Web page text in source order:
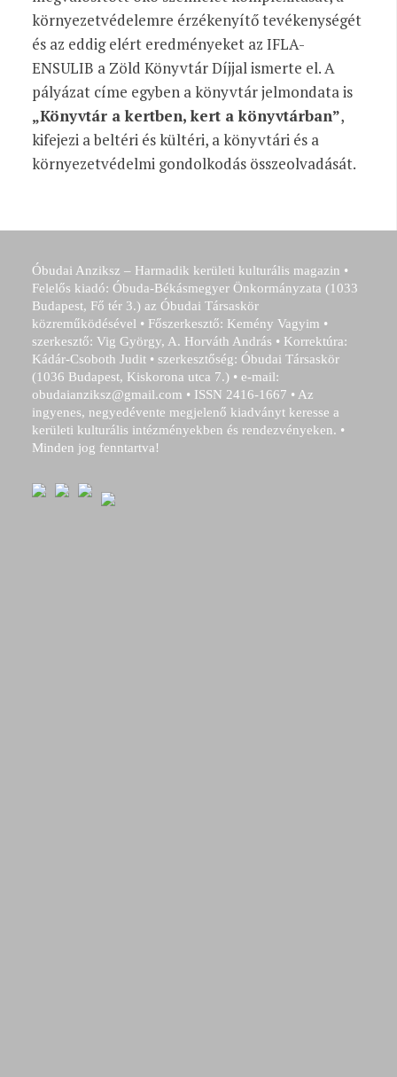
környezetvédelemre érzékenyítő tevékenységét
és az eddig elért eredményeket az IFLA-
ENSULIB a Zöld Könyvtár Díjjal ismerte el. A
pályázat címe egyben a könyvtár jelmondata is
„Könyvtár a kertben, kert a könyvtárban”,
kifejezi a beltéri és kültéri, a könyvtári és a
környezetvédelmi gondolkodás összeolvadását.
Óbudai Anziksz – Harmadik kerületi kulturális magazin •
Felelős kiadó: Óbuda-Békásmegyer Önkormányzata (1033
Budapest, Fő tér 3.) az Óbudai Társaskör
közreműködésével • Főszerkesztő: Kemény Vagyim •
szerkesztő: Vig György, A. Horváth András • Korrektúra:
Kádár-Csoboth Judit • szerkesztőség: Óbudai Társaskör
(1036 Budapest, Kiskorona utca 7.) • e-mail:
obudaianziksz@gmail.com • ISSN 2416-1667 • Az
ingyenes, negyedévente megjelenő kiadványt keresse a
kerületi kulturális intézményekben és rendezvényeken. •
Minden jog fenntartva!